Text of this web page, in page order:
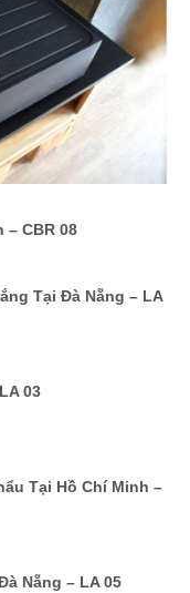
– CBR 08
Tại Đà Nẵng – LA
03
Tại Hồ Chí Minh –
Nẵng – LA 05